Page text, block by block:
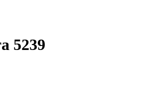
5239